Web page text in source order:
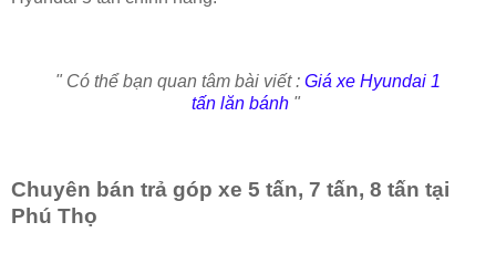
" Có thể bạn quan tâm bài viết : Giá xe Hyundai 1
tấn lăn bánh "
Chuyên bán trả góp xe 5 tấn, 7 tấn, 8 tấn tại
Phú Thọ